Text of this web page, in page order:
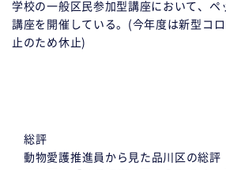
学校の一般区民参加型講座において、ペ
講座を開催している。(今年度は新型コ
止のため休止)
総評
動物愛護推進員から見た品川区の総評